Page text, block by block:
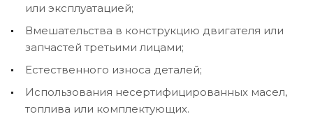
или эксплуатацией;
Вмешательства в конструкцию двигателя или
запчастей третьими лицами;
Естественного износа деталей;
Использования несертифицированных масел,
топлива или комплектующих.